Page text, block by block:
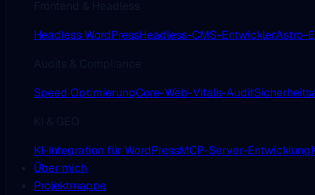
Headless WordPressHeadless-CMS-EntwicklerAstro-
Speed OptimierungCore-Web-Vitals-Audit
KI-Integration für WordPressMCP-Server-Entwicklung
Über mich
Projektmappe